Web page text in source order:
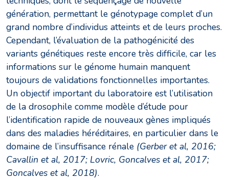
génération, permettant le génotypage complet d’un
grand nombre d’individus atteints et de leurs proches.
Cependant, l’évaluation de la pathogénicité des
variants génétiques reste encore très difficile, car les
informations sur le génome humain manquent
toujours de validations fonctionnelles importantes.
Un objectif important du laboratoire est l’utilisation
de la drosophile comme modèle d’étude pour
l’identification rapide de nouveaux gènes impliqués
dans des maladies héréditaires, en particulier dans le
domaine de l’insuffisance rénale (Gerber et al, 2016;
Cavallin et al, 2017; Lovric, Goncalves et al, 2017;
Goncalves et al, 2018).